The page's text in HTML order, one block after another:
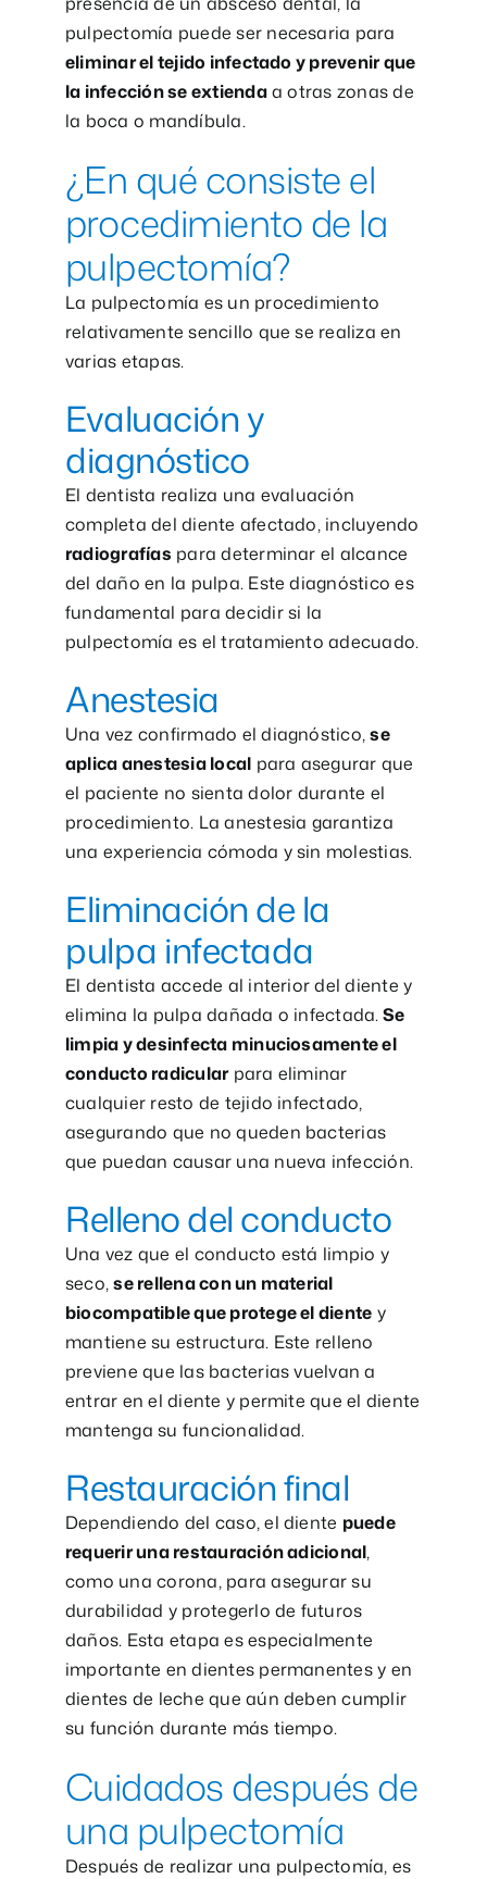
pulpectomía puede ser necesaria para
eliminar el tejido infectado y prevenir que
la infección se extiendaa otras zonas de
la boca o mandíbula.
¿En qué consiste el
procedimiento de la
pulpectomía?
La pulpectomía es un procedimiento
relativamente sencillo que se realiza en
varias etapas.
Evaluación y
diagnóstico
El dentista realiza una evaluación
completa del diente afectado, incluyendo
radiografías para determinar el alcance
del daño en la pulpa. Este diagnóstico es
fundamental para decidir si la
pulpectomía es el tratamiento adecuado.
Anestesia
Una vez confirmado el diagnóstico,se
aplica anestesia local para asegurar que
el paciente no sienta dolor durante el
procedimiento. La anestesia garantiza
una experiencia cómoda y sin molestias.
Eliminación de la
pulpa infectada
El dentista accede al interior del diente y
elimina la pulpa dañada o infectada.Se
limpia y desinfecta minuciosamente el
conducto radicularpara eliminar
cualquier resto de tejido infectado,
asegurando que no queden bacterias
que puedan causar una nueva infección.
Relleno del conducto
Una vez que el conducto está limpio y
seco,se rellena con un material
biocompatible que protege el diente y
mantiene su estructura. Este relleno
previene que las bacterias vuelvan a
entrar en el diente y permite que el diente
mantenga su funcionalidad.
Restauración final
Dependiendo del caso, el diente puede
requerir una restauración adicional,
como una corona, para asegurar su
durabilidad y protegerlo de futuros
daños. Esta etapa es especialmente
importante en dientes permanentes y en
dientes de leche que aún deben cumplir
su función durante más tiempo.
Cuidados después de
una pulpectomía
Después de realizar una pulpectomía, es